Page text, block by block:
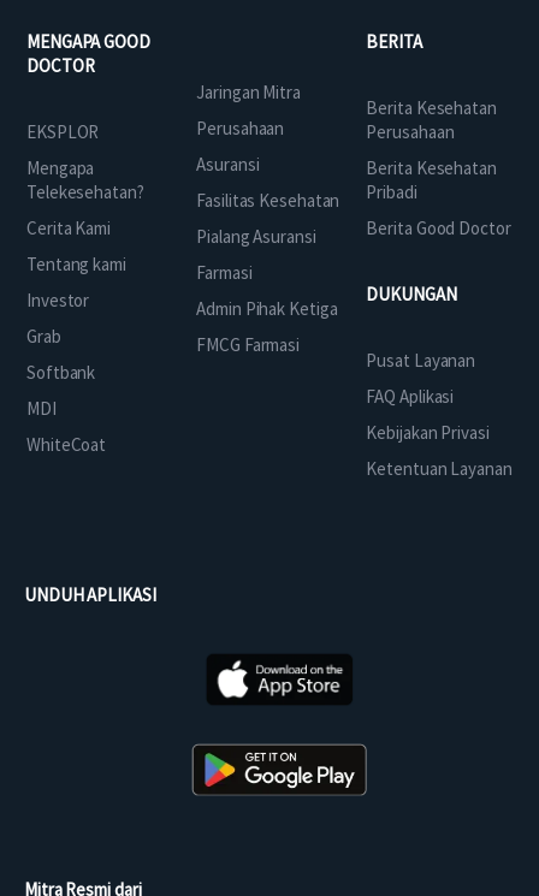
MENGAPA GOOD
DOCTOR
EKSPLOR
Mengapa
Telekesehatan?
Cerita Kami
Tentang kami
Investor
Grab
Softbank
MDI
WhiteCoat
Jaringan Mitra
Perusahaan
Asuransi
Fasilitas Kesehatan
Pialang Asuransi
Farmasi
Admin Pihak Ketiga
FMCG Farmasi
BERITA
Berita Kesehatan
Perusahaan
Berita Kesehatan
Pribadi
Berita Good Doctor
DUKUNGAN
Pusat Layanan
FAQ Aplikasi
Kebijakan Privasi
Ketentuan Layanan
UNDUH APLIKASI
Mitra Resmi dari